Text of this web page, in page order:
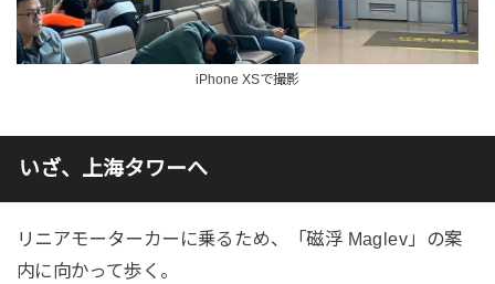
iPhone XSで撮影
いざ、上海タワーへ
リニアモーターカーに乗るため、「磁浮 Maglev」の案
内に向かって歩く。